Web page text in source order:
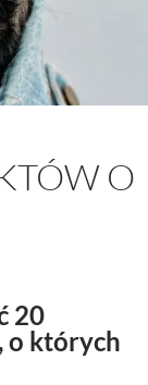
O
20
o których